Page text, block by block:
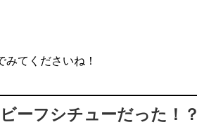
てくださいね！
ーフシチューだった！？